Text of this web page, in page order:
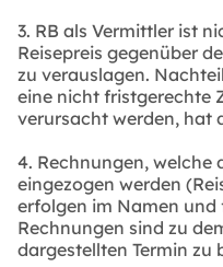
3. RB als Vermittler ist
Reisepreis gegenüber
zu verauslagen.
eine nicht fristgerechte
verursacht werden, hat
4. Rechnungen, welche
eingezogen werden
erfolgen im Namen und
Rechnungen sind zu
dargestellten Termin zu